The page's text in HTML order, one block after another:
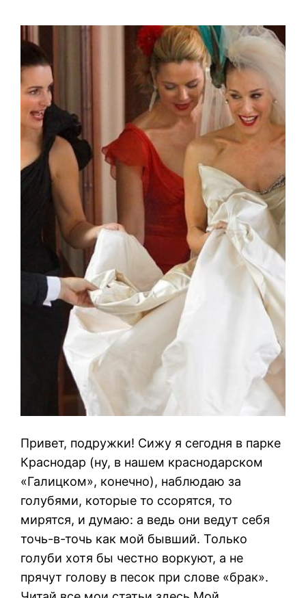
Привет, подружки! Сижу я сегодня в парке
Краснодар (ну, в нашем краснодарском
«Галицком», конечно), наблюдаю за
голубями, которые то ссорятся, то
мирятся, и думаю: а ведь они ведут себя
точь-в-точь как мой бывший. Только
голуби хотя бы честно воркуют, а не
прячут голову в песок при слове «брак».